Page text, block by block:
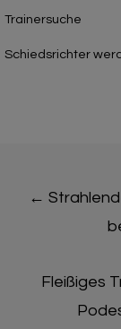
Trainersuche
Schiedsrichter
Post
←
Fleißiges